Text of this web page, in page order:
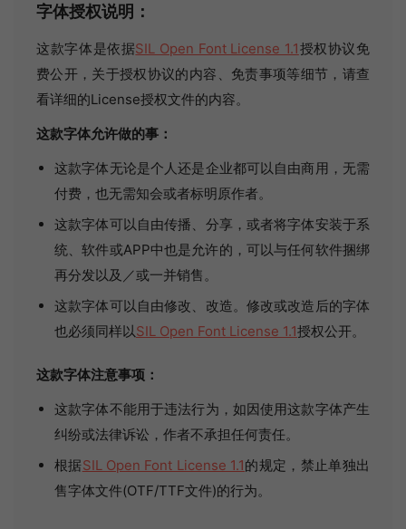
字体授权说明：
这款字体是依据SIL Open Font License 1.1授权协议免
费公开，关于授权协议的内容、免责事项等细节，请查
看详细的License授权文件的内容。
这款字体允许做的事：
这款字体无论是个人还是企业都可以自由商用，无需
付费，也无需知会或者标明原作者。
这款字体可以自由传播、分享，或者将字体安装于系
统、软件或APP中也是允许的，可以与任何软件捆绑
再分发以及／或一并销售。
这款字体可以自由修改、改造。修改或改造后的字体
也必须同样以SIL Open Font License 1.1授权公开。
这款字体注意事项：
这款字体不能用于违法行为，如因使用这款字体产生
纠纷或法律诉讼，作者不承担任何责任。
根据SIL Open Font License 1.1的规定，禁止单独出
售字体文件(OTF/TTF文件)的行为。